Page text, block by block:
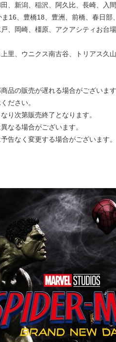
、新潟、稲沢、阿久比、長崎、入間
16、豊橋18、豊洲、前橋、春日部
、岡崎、橿原、アクアシティお台
里、ウニクス南古谷、トリアス久
品の販売が遅れる場合がございま
ださい。
り次第販売終了となります。
なる場合がございます。
告なく変更する場合がございます。